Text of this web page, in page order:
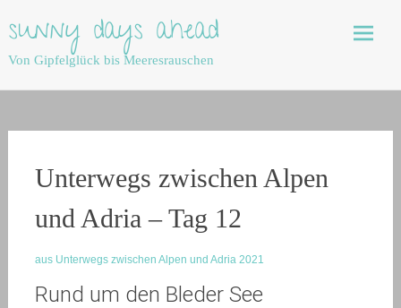
to
content
sunny days ahead
Von Gipfelglück bis Meeresrauschen
Unterwegs zwischen Alpen
und Adria – Tag 12
aus Unterwegs zwischen Alpen und Adria 2021
Rund um den Bleder See